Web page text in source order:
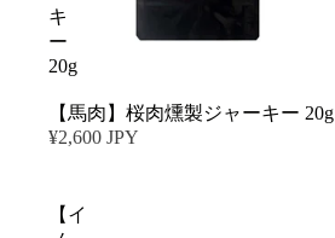
キ
ー
20g
【馬肉】桜肉燻製ジャーキー 20g
¥2,600 JPY
【イ